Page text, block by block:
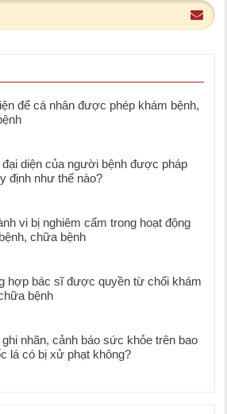
để cá nhân được phép khám bệnh,
diện của người bệnh được pháp
định như thế nào?
vi bị nghiêm cấm trong hoạt động
chữa bệnh
hợp bác sĩ được quyền từ chối khám
bệnh
ghi nhãn, cảnh báo sức khỏe trên bao
lá có bị xử phạt không?